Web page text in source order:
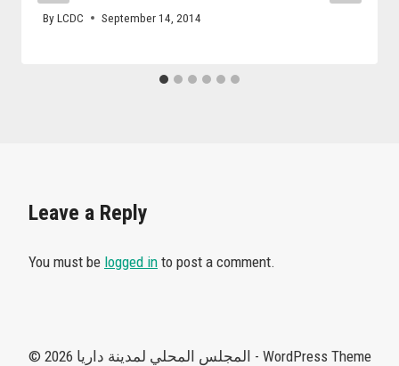
ByLCDC September 14, 2014
Leave a Reply
You must be logged in to post a comment.
© 2026 المجلس المحلي لمدينة داريا - WordPress Theme